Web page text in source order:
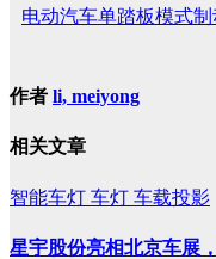
电动汽车单踏板模式制
作者 li, meiyong
相关文章
智能车灯 车灯 车载投影
星宇股份亮相北京车展